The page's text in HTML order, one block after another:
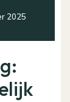
2025